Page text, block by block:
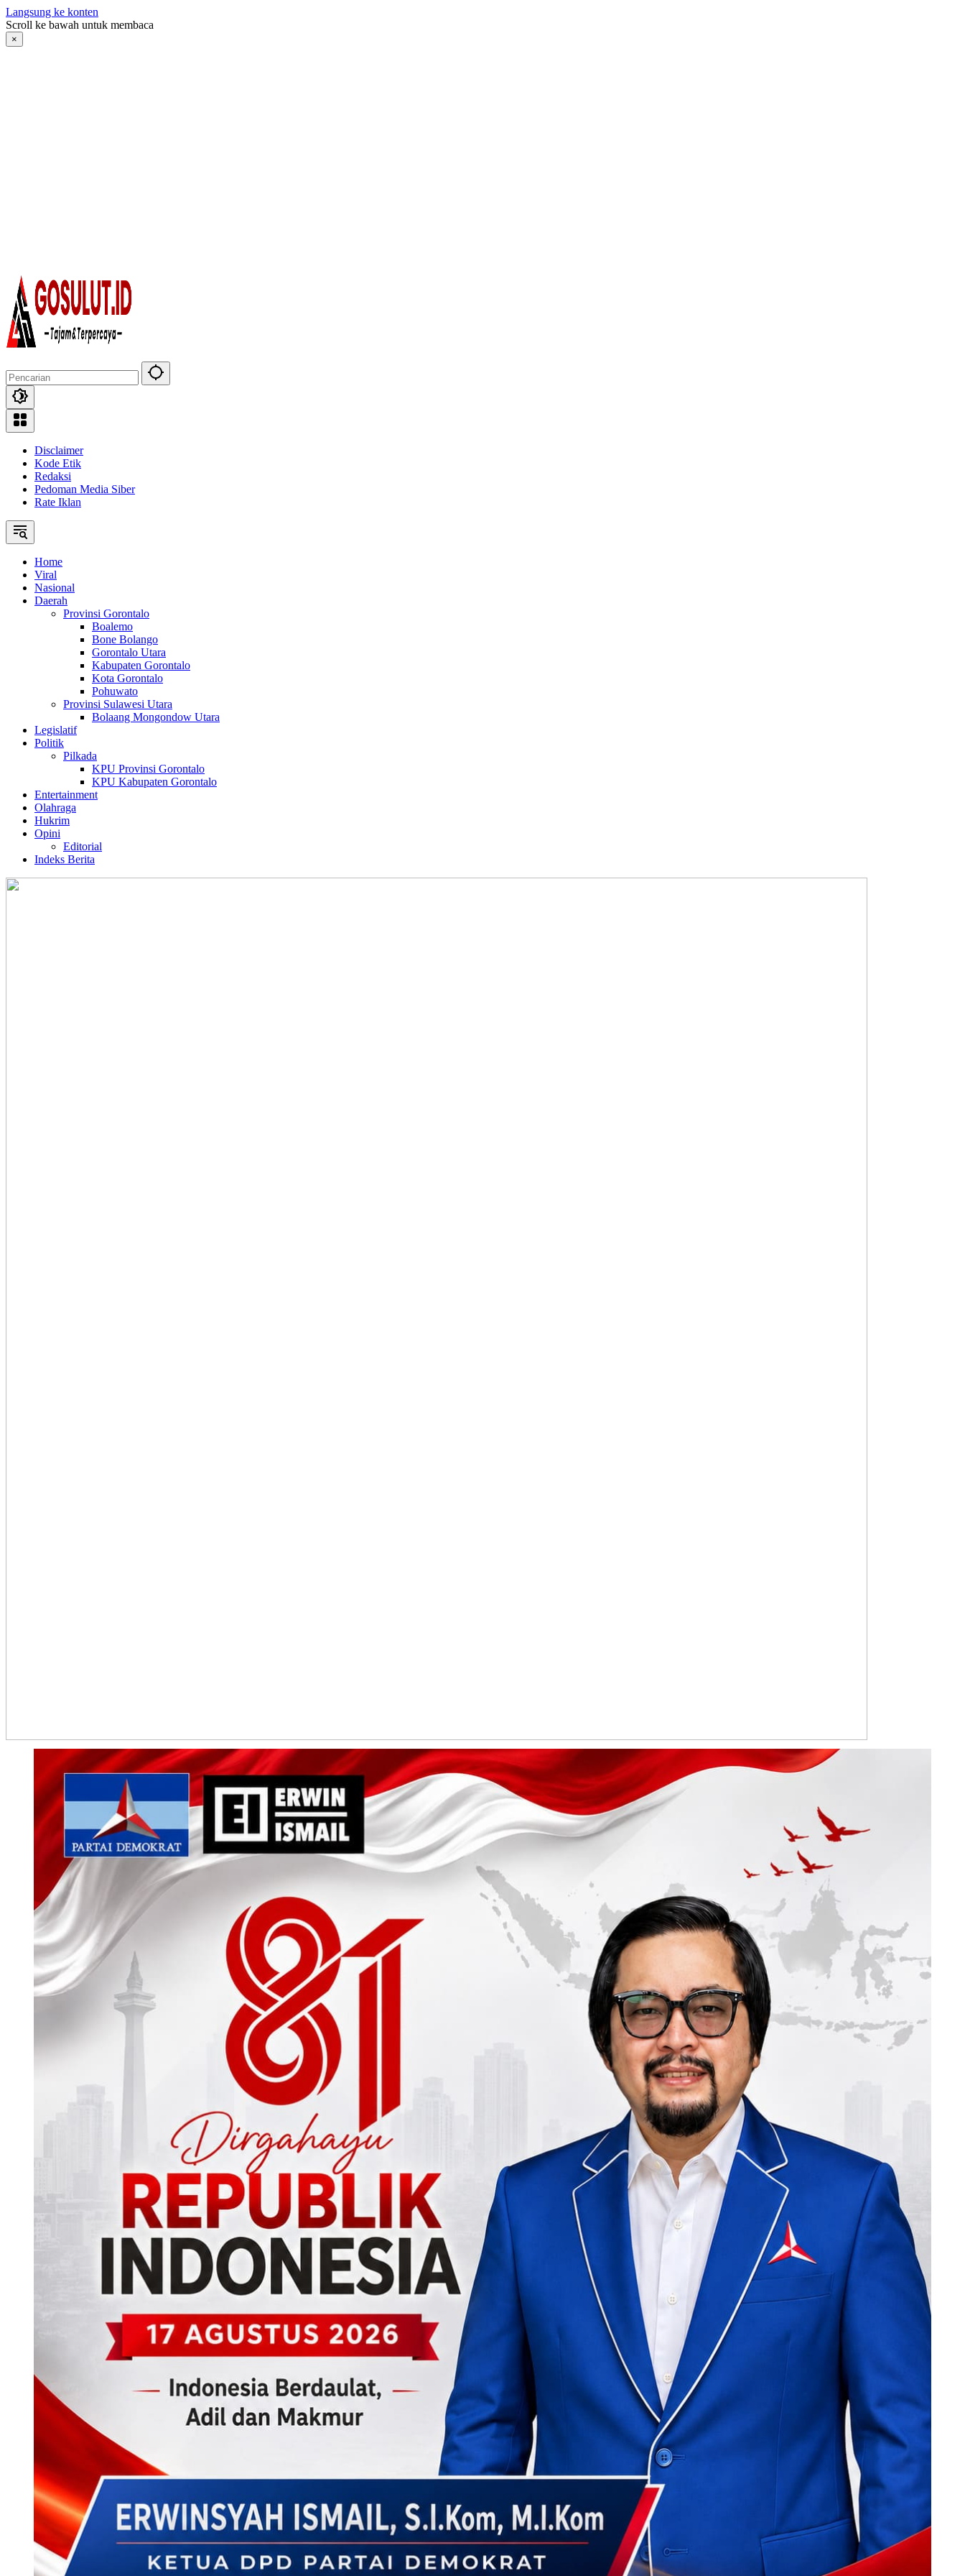
Langsung ke konten
Scroll ke bawah untuk membaca
×
Disclaimer
Kode Etik
Redaksi
Pedoman Media Siber
Rate Iklan
Home
Viral
Nasional
Daerah
Provinsi Gorontalo
Boalemo
Bone Bolango
Gorontalo Utara
Kabupaten Gorontalo
Kota Gorontalo
Pohuwato
Provinsi Sulawesi Utara
Bolaang Mongondow Utara
Legislatif
Politik
Pilkada
KPU Provinsi Gorontalo
KPU Kabupaten Gorontalo
Entertainment
Olahraga
Hukrim
Opini
Editorial
Indeks Berita